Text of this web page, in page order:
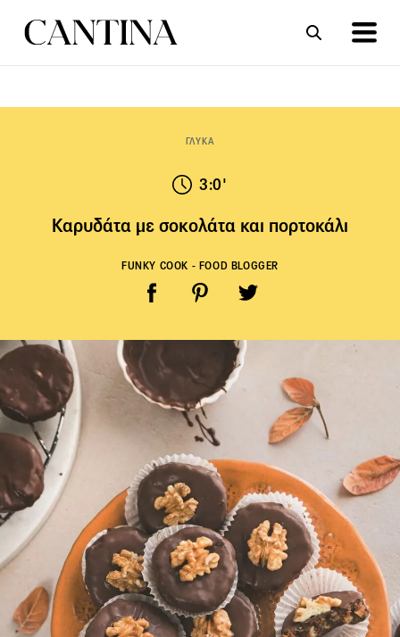
ΓΛΥΚΑ
3:0'
Καρυδάτα με σοκολάτα και πορτοκάλι
FUNKY COOK - FOOD BLOGGER